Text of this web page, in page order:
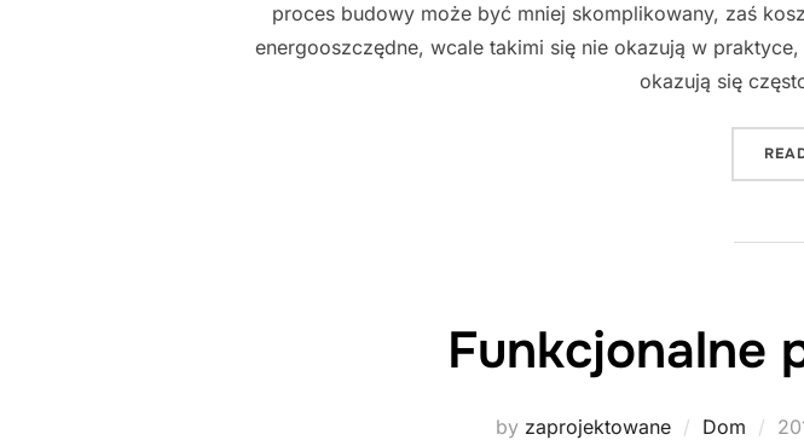
proces budowy może być mniej skomplikowany, zaś
energooszczędne, wcale takimi się nie okazują w
okazują się
Funkcjonalne
by zaprojektowane Dom